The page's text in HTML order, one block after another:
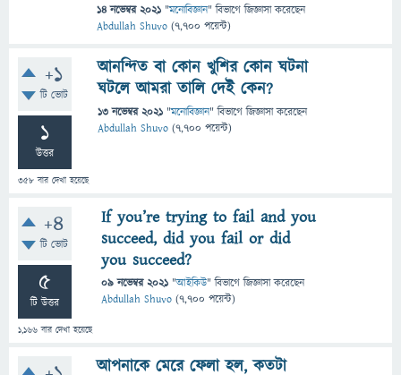
14 নভেম্বর 2021 "মনোবিজ্ঞান" বিভাগে জিজ্ঞাসাকরেছেন
Abdullah Shuvo (7,700 পয়েন্ট)
+1
টি ভোট
1
উত্তর
358 বার দেখা হয়েছে
আনন্দিত বা কোন খুশির কোন ঘটনা
ঘটলে আমরা তালি দেই কেন?
13 নভেম্বর 2021 "মনোবিজ্ঞান" বিভাগে জিজ্ঞাসাকরেছেন
Abdullah Shuvo (7,700 পয়েন্ট)
+4
টি ভোট
5
টি উত্তর
1,166 বার দেখা হয়েছে
If you’re trying to fail and you
succeed, did you fail or did
you succeed?
09 নভেম্বর 2021 "আইকিউ" বিভাগে জিজ্ঞাসাকরেছেন
Abdullah Shuvo (7,700 পয়েন্ট)
আপনাকে মেরে ফেলা হল, কতটা